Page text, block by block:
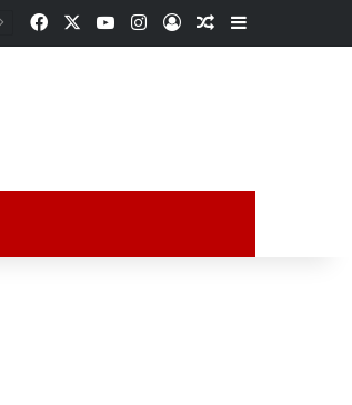
FacebookYouTubeInstagram
AccesoPublicación al
Barra lateral